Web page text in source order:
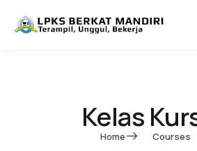
Kelas
Home Courses